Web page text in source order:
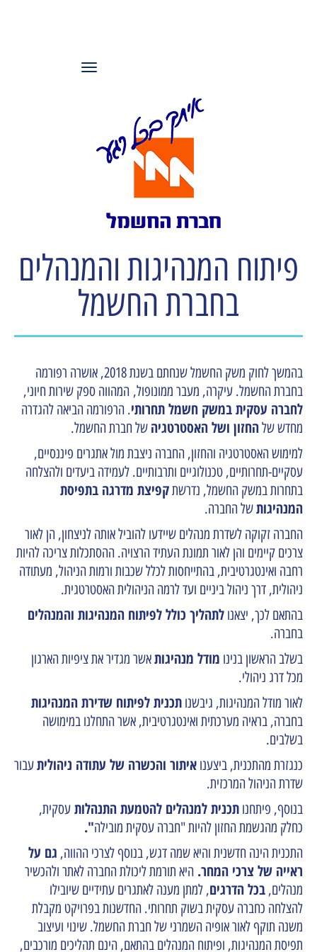
תפריט
פיתוח המנהיגות והמנהלים
בחברת החשמל
בהמשך לחוק משק החשמל שנחתם בשנת 2018, אושרה רפורמה
בחברת החשמל. עיקרה, מעבר ממונופול, המהווה ספק שירות חיוני,
לחברה עסקית במשק חשמל תחרותי. הרפורמה הביאה להגדרה
מחדש שלהחזון ושל האסטרטגיה של חברת החשמל.
למימוש האסטרטגיה והחזון, החברה ניצבת מול אתגרים פיננסיים,
עסקיים-תחרותיים, טכנולוגיים ותרבותיים. לעמידה ביעדים ולהצלחה
בתחרות במשק החשמל, נדרשתקפיצת מדרגה בתפיסת
המנהיגותשל החברה.
החברה זקוקה לשדרת מנהלים שיידעו להוביל אותה לניצחון, הן לאור
צרכים קיימים והן לאור תמונת העתיד הרצויה. ההסתכלות צריכה להיות
רחבה ואינטגרטיבית, בהתייחסות לכלל שכבות ורמות הניהול, מעתודה
ניהולית, דרך ניהול ביניים ועד לרמה הניהולית האסטרטגית.
בהתאם לכך, יצאנו לתהליך כולל לפיתוח המנהיגות והמנהלים
בחברה.
בשלב הראשון בנינו מודל מנהיגותאשר מגדיר את ציפיות הארגון
מכל דרג ניהולי.
לאור מודל המנהיגות, גיבשנו תכנית לפיתוח שדירת המנהיגות
בחברה, בראיה מערכתית ואינטגרטיבית, אשר התחלנו במימושה
בשלבים.
כנגזרת מהתכנית, ביצענו איתור והכשרה של עתודה ניהוליתעבור
שדרת הניהול המרכזית.
בנוסף, פיתחנו תכנית למנהלים להטמעת התנהלות עסקית,
כחלק מהגשמת החזון להיות "חברה עסקית מובילה".
התכנית הינה חדשנית והיא שמה דגש, בנוסף לצרכי ההווה, גם על
ראייה של צרכי המחר. היא תורמת ליכולת החברה לאתר ולהכשיר
מנהלים, בכל הדרגים, למתן מענה לאתגרים עתידיים שיובילו
להצלחה כחברה עסקית בשוק תחרותי. החדשנות בפרויקט מקבלת
משנה תוקף לאור אופיה השמרני של חברת החשמל. שינוי ועיצוב
תפיסת המנהיגות, ופיתוח המנהלים בהתאם, הינם תהליכים מורכבים,